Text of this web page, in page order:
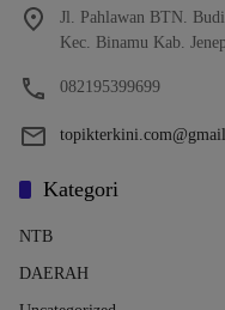
Jl. Pahlawan BTN.
Kec. Binamu Kab.
082195399699
Kategori
NTB
DAERAH